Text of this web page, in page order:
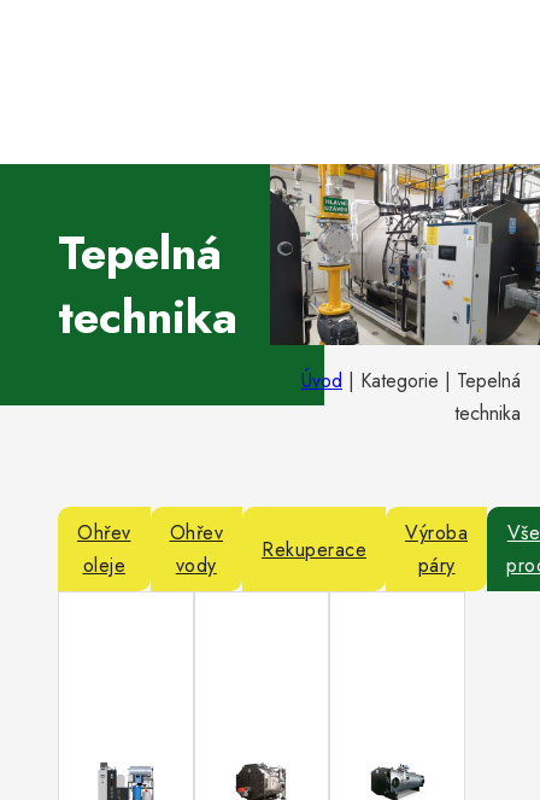
Tepelná
technika
Úvod | Kategorie | Tepelná
technika
Ohřev
oleje
Ohřev
vody
Rekuperace
Výroba
páry